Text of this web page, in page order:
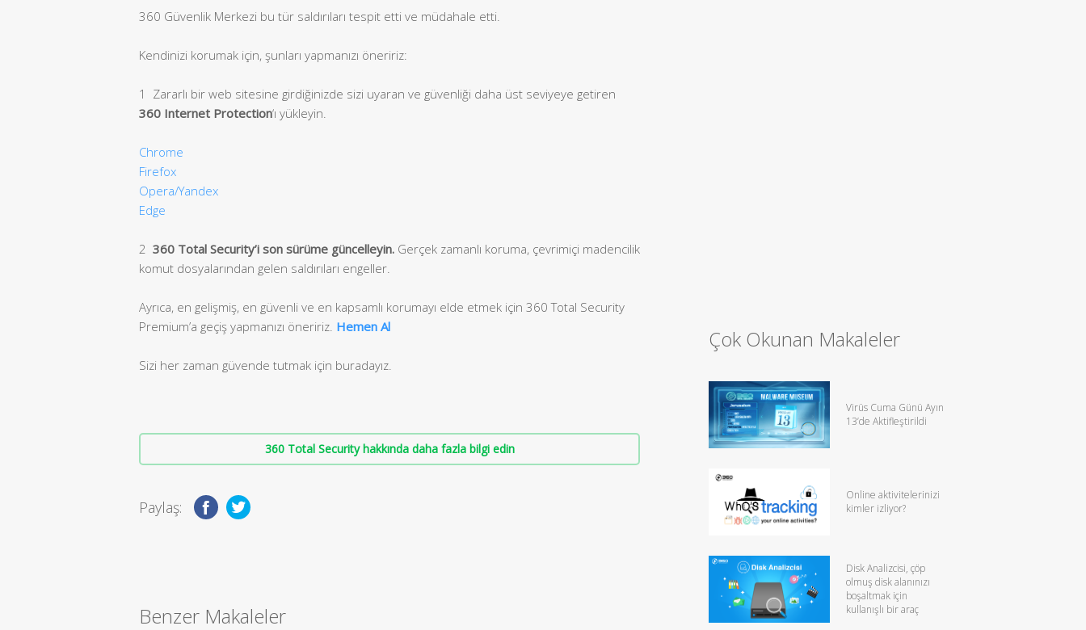
360 Güvenlik Merkezi bu tür saldırıları tespit etti ve müdahale etti.
Kendinizi korumak için, şunları yapmanızı öneririz:
1 Zararlı bir web sitesine girdiğinizde sizi uyaran ve güvenliği daha üst seviyeye getiren
360 Internet Protection‘ı yükleyin.
Chrome
Firefox
Opera/Yandex
Edge
2 360 Total Security’i son sürüme güncelleyin. Gerçek zamanlı koruma, çevrimiçi madencilik
komut dosyalarından gelen saldırıları engeller.
Ayrıca, en gelişmiş, en güvenli ve en kapsamlı korumayı elde etmek için 360 Total Security
Premium’a geçiş yapmanızı öneririz. Hemen Al
Sizi her zaman güvende tutmak için buradayız.
360 Total Security hakkında daha fazla bilgi edin
Paylaş:
Benzer Makaleler
Çok Okunan Makaleler
Virüs Cuma Günü Ayın
13’de Aktifleştirildi
Online aktivitelerinizi
kimler izliyor?
Disk Analizcisi, çöp
olmuş disk alanınızı
boşaltmak için
kullanışlı bir araç